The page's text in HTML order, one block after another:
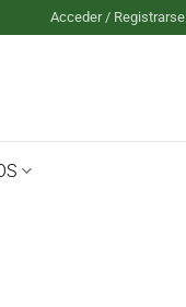
Acceder / Registrarse